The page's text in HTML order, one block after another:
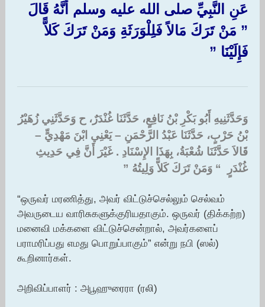
عَنِ النَّبِيِّ صلى الله عليه وسلم أَنَّهُ قَالَ
‏”‏ مَنْ تَرَكَ مَالاً فَلِلْوَرَثَةِ وَمَنْ تَرَكَ كَلاًّ
فَإِلَيْنَا ‏”‏ ‏
وَحَدَّثَنِيهِ أَبُو بَكْرِ بْنُ نَافِعٍ، حَدَّثَنَا غُنْدَرٌ، ح وَحَدَّثَنِي زُهَيْرُ
بْنُ حَرْبٍ، حَدَّثَنَا عَبْدُ الرَّحْمَنِ – يَعْنِي ابْنَ مَهْدِيٍّ –
قَالاَ حَدَّثَنَا شُعْبَةُ، بِهَذَا الإِسْنَادِ ‏.‏ غَيْرَ أَنَّ فِي حَدِيثِ
غُنْدَرٍ ‏ “‏ وَمَنْ تَرَكَ كَلاًّ وَلِيتُهُ ‏”‏ ‏
“ஒருவர் மரணித்து, அவர் விட்டுச்செல்லும் செல்வம்
அவருடைய வாரிசுகளுக்குரியதாகும். ஒருவர் (திக்கற்ற)
மனைவி மக்களை விட்டுச்சென்றால், அவர்களைப்
பராமரிப்பது எமது பொறுப்பாகும்” என்று நபி (ஸல்)
கூறினார்கள்.
அறிவிப்பாளர் : அபூஹுரைரா (ரலி)